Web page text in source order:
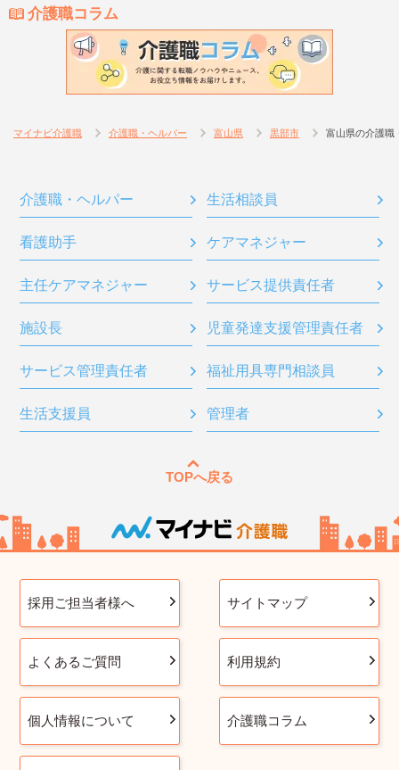
介護職コラム
マイナビ介護職 介護職・ヘルパー 富山県 黒部市 富山県の介護職
介護職・ヘルパー 生活相談員
看護助手 ケアマネジャー
主任ケアマネジャー サービス提供責任者
施設長 児童発達支援管理責任者
サービス管理責任者 福祉用具専門相談員
生活支援員 管理者
TOPへ戻る
採用ご担当者様へ サイトマップ
よくあるご質問 利用規約
個人情報について 介護職コラム